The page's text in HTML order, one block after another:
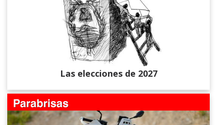
Las elecciones de 2027